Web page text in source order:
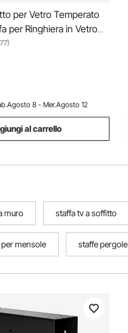
per Vetro Temperato
per Ringhiera in Vetro
Morsetto per
Acciaio Inossidabile
Mensola in Vetro Spesso
8 - Mer.Agosto 12
al carrello
muro staffa tv a soffitto
mensole staffe pergole